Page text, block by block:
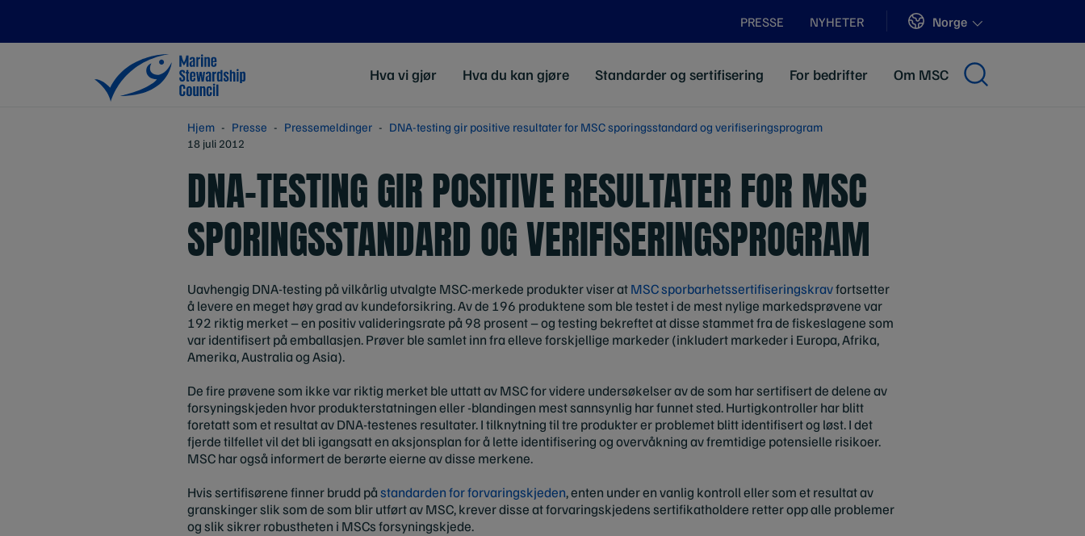
PRESSE NYHETER Sites
Norge
Hva vi gjør Hva du kan gjøre Standarder og sertifisering For bedrifter Om MSC
Hjem Presse Pressemeldinger DNA-testing gir positive resultater for MSC sporingsstandard og verifiseringsprogram
18 juli 2012
DNA-TESTING GIR POSITIVE RESULTATER FOR MSC
SPORINGSSTANDARD OG VERIFISERINGSPROGRAM
Uavhengig DNA-testing på vilkårlig utvalgte MSC-merkede produkter viser atMSC sporbarhetssertifiseringskravfortsetter
å levere en meget høy grad av kundeforsikring. Av de 196 produktene som ble testet i de mest nylige markedsprøvene var
192 riktig merket – en positiv valideringsrate på 98 prosent – og testing bekreftet at disse stammet fra de fiskeslagene som
var identifisert på emballasjen. Prøver ble samlet inn fra elleve forskjellige markeder (inkludert markeder i Europa, Afrika,
Amerika, Australia og Asia).
De fire prøvene som ikke var riktig merket ble uttatt av MSC for videre undersøkelser av de som har sertifisert de delene av
forsyningskjeden hvor produkterstatningen eller -blandingen mest sannsynlig har funnet sted. Hurtigkontroller har blitt
foretatt som et resultat av DNA-testenes resultater. I tilknytning til tre produkter er problemet blitt identifisert og løst. I det
fjerde tilfellet vil det bli igangsatt en aksjonsplan for å lette identifisering og overvåkning av fremtidige potensielle risikoer.
MSC har også informert de berørte eierne av disse merkene.
Hvis sertifisørene finner brudd påstandarden for forvaringskjeden, enten under en vanlig kontroll eller som et resultat av
granskinger slik som de som blir utført av MSC, krever disse at forvaringskjedens sertifikatholdere retter opp alle problemer
og slik sikrer robustheten i MSCs forsyningskjede.